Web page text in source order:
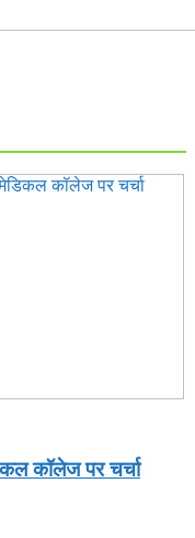
कॉलेज पर चर्चा